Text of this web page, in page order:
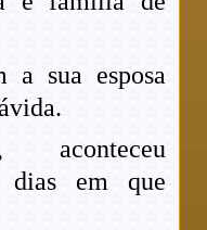
a sua esposa
dias em que